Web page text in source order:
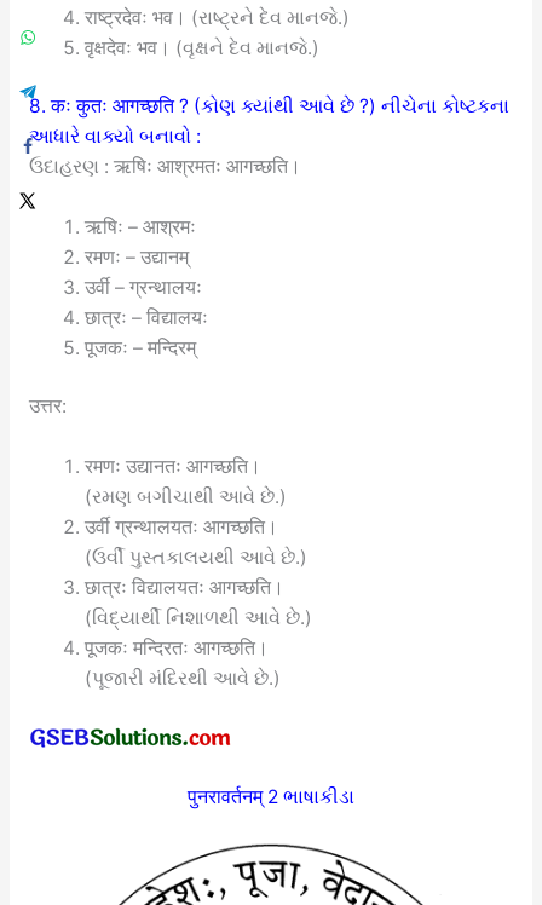
राष्ट्रदेवः भव। (રાષ્ટ્રને દેવ માનજે.)
वृक्षदेवः भव। (વૃક્ષને દેવ માનજે.)
8. कः कुतः आगच्छति ? (કોણ ક્યાંથી આવે છે ?) નીચેના કોષ્ટકના
આધારે વાક્યો બનાવો :
ઉદાહરણ : ऋषिः आश्रमतः आगच्छति।
ऋषिः – आश्रमः
रमणः – उद्यानम्
उर्वी – ग्रन्थालयः
छात्रः – विद्यालयः
पूजकः – मन्दिरम्
उत्तर:
रमणः उद्यानतः आगच्छति।
(રમણ બગીચાથી આવે છે.)
उर्वी ग्रन्थालयतः आगच्छति।
(ઉર્વી પુસ્તકાલયથી આવે છે.)
छात्रः विद्यालयतः आगच्छति।
(વિદ્યાર્થી નિશાળથી આવે છે.)
पूजकः मन्दिरतः आगच्छति।
(પૂજારી મંદિરથી આવે છે.)
पुनरावर्तनम् 2 ભાષાકીડા